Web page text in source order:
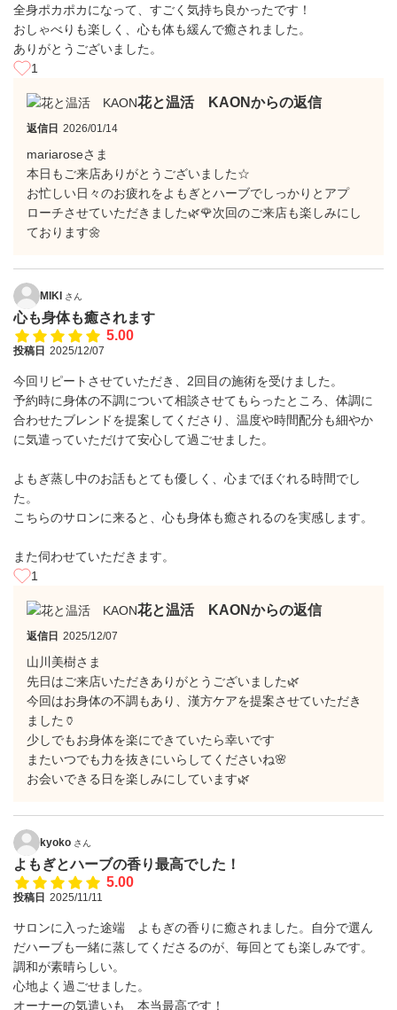
全身ポカポカになって、すごく気持ち良かったです！
おしゃべりも楽しく、心も体も緩んで癒されました。
ありがとうございました。
1
花と温活 KAONからの返信
返信日 2026/01/14
mariaroseさま
本日もご来店ありがとうございました☆
お忙しい日々のお疲れをよもぎとハーブでしっかりとアプ
ローチさせていただきました🌿🌹次回のご来店も楽しみにし
ております🌼
MIKI さん
心も身体も癒されます
5.00
投稿日 2025/12/07
今回リピートさせていただき、2回目の施術を受けました。
予約時に身体の不調について相談させてもらったところ、体調に
合わせたブレンドを提案してくださり、温度や時間配分も細やか
に気遣っていただけて安心して過ごせました。
よもぎ蒸し中のお話もとても優しく、心までほぐれる時間でし
た。
こちらのサロンに来ると、心も身体も癒されるのを実感します。
また伺わせていただきます。
1
花と温活 KAONからの返信
返信日 2025/12/07
山川美樹さま
先日はご来店いただきありがとうございました🌿
今回はお身体の不調もあり、漢方ケアを提案させていただき
ました🏺
少しでもお身体を楽にできていたら幸いです
またいつでも力を抜きにいらしてくださいね🌸
お会いできる日を楽しみにしています🌿
kyoko さん
よもぎとハーブの香り最高でした！
5.00
投稿日 2025/11/11
サロンに入った途端 よもぎの香りに癒されました。自分で選ん
だハーブも一緒に蒸してくださるのが、毎回とても楽しみです。
調和が素晴らしい。
心地よく過ごせました。
オーナーの気遣いも 本当最高です！